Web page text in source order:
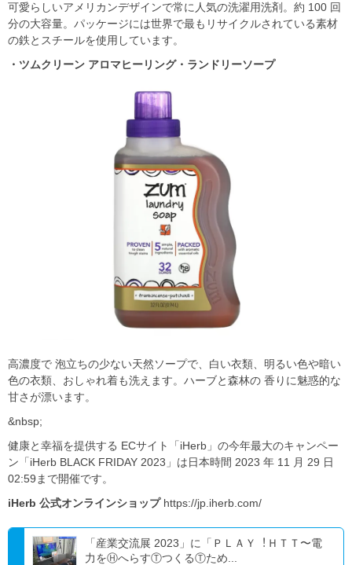
可愛らしいアメリカンデザインで常に⼈気の洗濯⽤洗剤。約 100 回
分の⼤容量。パッケージには世界で最もリサイクルされている素材
の鉄とスチールを使⽤しています。
・ツムクリーン アロマヒーリング・ランドリーソープ
⾼濃度で 泡⽴ちの少ない天然ソープで、⽩い⾐類、明るい⾊や暗い
⾊の⾐類、おしゃれ着も洗えます。ハーブと森林の ⾹りに魅惑的な
⽢さが漂います。
&nbsp;
健康と幸福を提供する ECサイト「iHerb」の今年最⼤のキャンペー
ン「iHerb BLACK FRIDAY 2023」は⽇本時間 2023 年 11 ⽉ 29 ⽇
02:59まで開催です。
iHerb 公式オンラインショップhttps://jp.iherb.com/
「産業交流展 2023」に「ＰＬＡＹ︕ＨＴＴ〜電
⼒をⒽへらすⓉつくるⓉため...